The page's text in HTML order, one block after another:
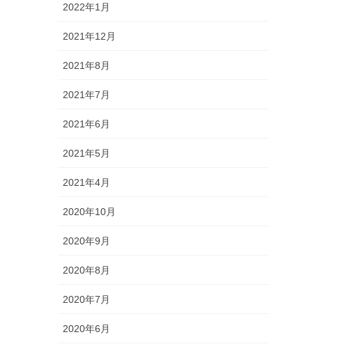
2022年1月
2021年12月
2021年8月
2021年7月
2021年6月
2021年5月
2021年4月
2020年10月
2020年9月
2020年8月
2020年7月
2020年6月